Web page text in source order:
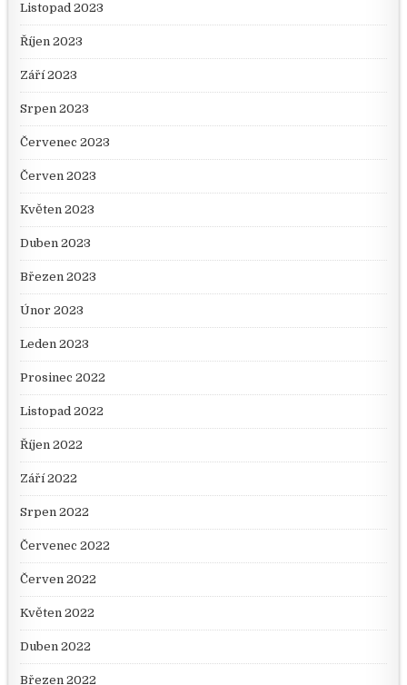
Listopad 2023
Říjen 2023
Září 2023
Srpen 2023
Červenec 2023
Červen 2023
Květen 2023
Duben 2023
Březen 2023
Únor 2023
Leden 2023
Prosinec 2022
Listopad 2022
Říjen 2022
Září 2022
Srpen 2022
Červenec 2022
Červen 2022
Květen 2022
Duben 2022
Březen 2022